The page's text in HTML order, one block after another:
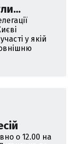
у якій
о 12.00 на